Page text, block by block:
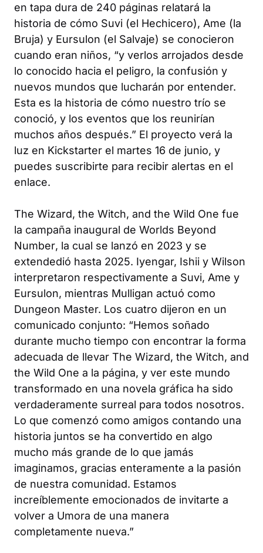
en tapa dura de 240 páginas relatará la
historia de cómo Suvi (el Hechicero), Ame (la
Bruja) y Eursulon (el Salvaje) se conocieron
cuando eran niños, “y verlos arrojados desde
lo conocido hacia el peligro, la confusión y
nuevos mundos que lucharán por entender.
Esta es la historia de cómo nuestro trío se
conoció, y los eventos que los reunirían
muchos años después.” El proyecto verá la
luz en Kickstarter el martes 16 de junio, y
puedes suscribirte para recibir alertas en el
enlace.
The Wizard, the Witch, and the Wild One fue
la campaña inaugural de Worlds Beyond
Number, la cual se lanzó en 2023 y se
extendedió hasta 2025. Iyengar, Ishii y Wilson
interpretaron respectivamente a Suvi, Ame y
Eursulon, mientras Mulligan actuó como
Dungeon Master. Los cuatro dijeron en un
comunicado conjunto: “Hemos soñado
durante mucho tiempo con encontrar la forma
adecuada de llevar The Wizard, the Witch, and
the Wild One a la página, y ver este mundo
transformado en una novela gráfica ha sido
verdaderamente surreal para todos nosotros.
Lo que comenzó como amigos contando una
historia juntos se ha convertido en algo
mucho más grande de lo que jamás
imaginamos, gracias enteramente a la pasión
de nuestra comunidad. Estamos
increíblemente emocionados de invitarte a
volver a Umora de una manera
completamente nueva.”